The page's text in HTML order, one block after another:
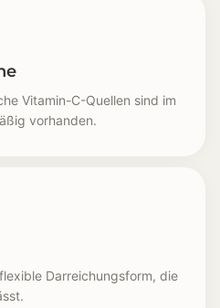
Vitamin-C-Quellen sind im
vorhanden.
Darreichungsform, die